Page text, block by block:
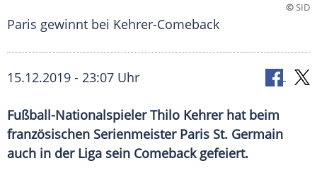
©SID
Paris gewinnt bei Kehrer-Comeback
15.12.2019 - 23:07 Uhr
Fußball-Nationalspieler Thilo Kehrer hat beim
französischen Serienmeister Paris St. Germain
auch in der Liga sein Comeback gefeiert.